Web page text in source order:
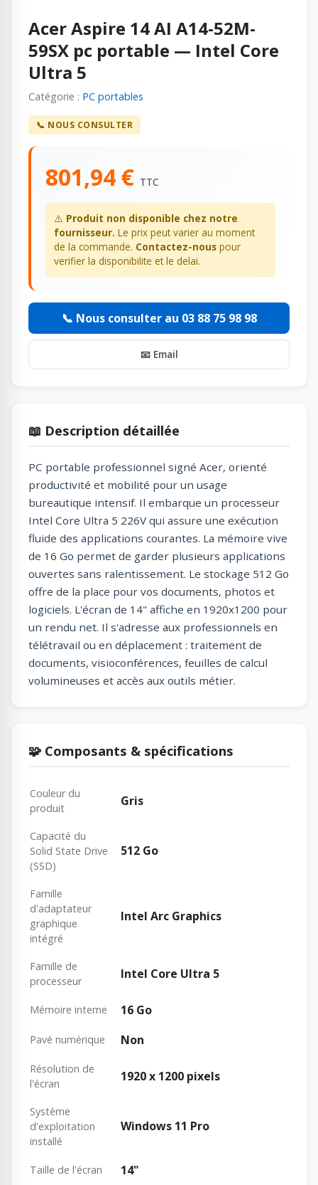
Acer Aspire 14 AI A14-52M-
59SX pc portable — Intel Core
Ultra 5
Catégorie : PC portables
📞 NOUS CONSULTER
801,94 € TTC
⚠️ Produit non disponible chez notre
fournisseur. Le prix peut varier au moment
de la commande. Contactez-nous pour
verifier la disponibilite et le delai.
📞 Nous consulter au 03 88 75 98 98
📧 Email
📖 Description détaillée
PC portable professionnel signé Acer, orienté
productivité et mobilité pour un usage
bureautique intensif. Il embarque un processeur
Intel Core Ultra 5 226V qui assure une exécution
fluide des applications courantes. La mémoire vive
de 16 Go permet de garder plusieurs applications
ouvertes sans ralentissement. Le stockage 512 Go
offre de la place pour vos documents, photos et
logiciels. L'écran de 14" affiche en 1920x1200 pour
un rendu net. Il s'adresse aux professionnels en
télétravail ou en déplacement : traitement de
documents, visioconférences, feuilles de calcul
volumineuses et accès aux outils métier.
🧩 Composants & spécifications
Couleur du
produit
Gris
Capacité du
Solid State Drive
(SSD)
512 Go
Famille
d'adaptateur
graphique
intégré
Intel Arc Graphics
Famille de
processeur
Intel Core Ultra 5
Mémoire interne 16 Go
Pavé numérique Non
Résolution de
l'écran
1920 x 1200 pixels
Système
d'exploitation
installé
Windows 11 Pro
Taille de l'écran 14"